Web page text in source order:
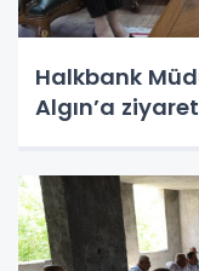
Halkbank
Algın’a ziyaret